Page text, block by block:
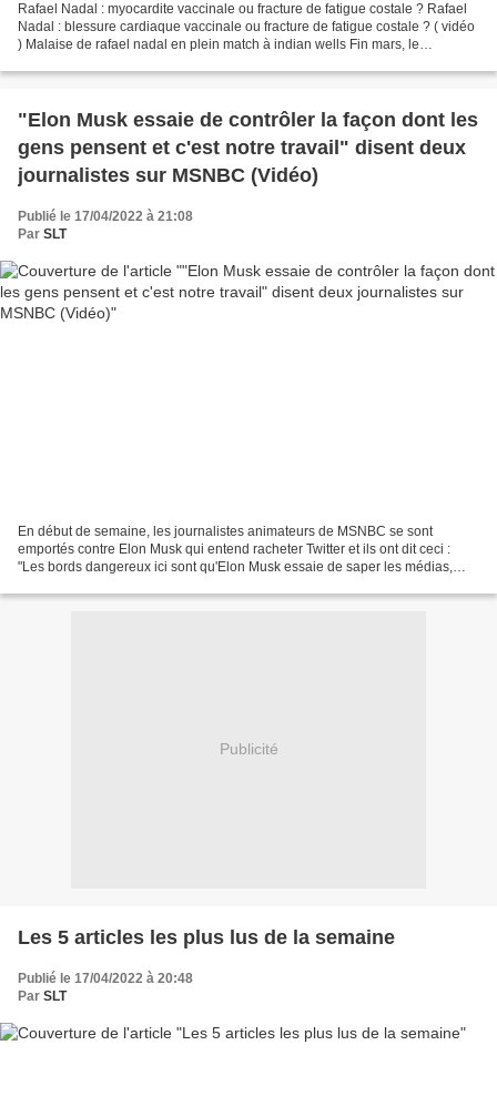
Rafael Nadal : myocardite vaccinale ou fracture de fatigue costale ? Rafael
Nadal : blessure cardiaque vaccinale ou fracture de fatigue costale ? ( vidéo
) Malaise de rafael nadal en plein match à indian wells Fin mars, le
"Elon Musk essaie de contrôler la façon dont les
gens pensent et c'est notre travail" disent deux
journalistes sur MSNBC (Vidéo)
Publié le 17/04/2022 à 21:08
Par SLT
En début de semaine, les journalistes animateurs de MSNBC se sont
emportés contre Elon Musk qui entend racheter Twitter et ils ont dit ceci :
"Les bords dangereux ici sont qu'Elon Musk essaie de saper les médias,
Publicité
Les 5 articles les plus lus de la semaine
Publié le 17/04/2022 à 20:48
Par SLT